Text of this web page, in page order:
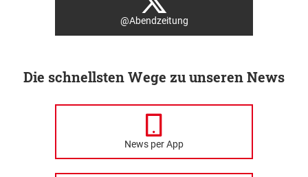
@Abendzeitung
Die schnellsten Wege zu unseren News
News per App